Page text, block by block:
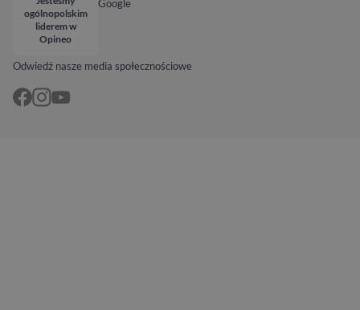
Odwiedź nasze media społecznościowe
ogólnopolskim
liderem w
Opineo
Google